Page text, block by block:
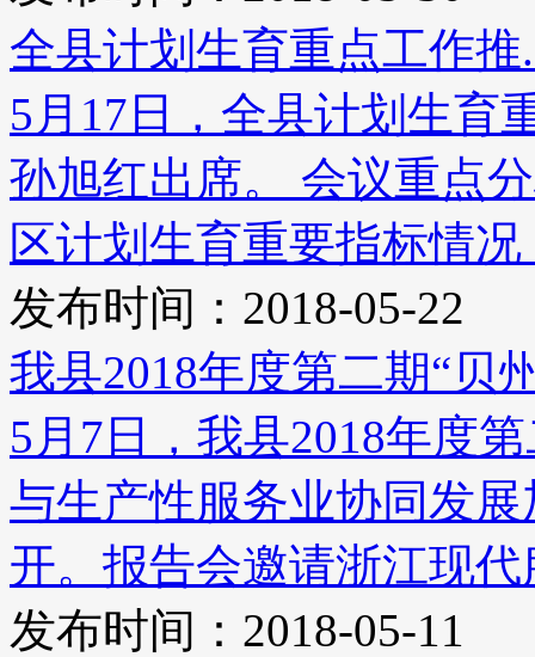
全县计划生育重点工作推
5月17日，全县计划生育
孙旭红出席。 会议重点
区计划生育重要指标情况
发布时间：2018-05-22
我县2018年度第二期“贝
5月7日，我县2018年度
与生产性服务业协同发
开。报告会邀请浙江现代
发布时间：2018-05-11